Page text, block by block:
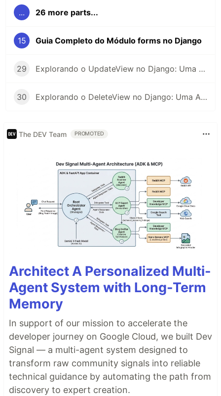
... 26 more parts...
15 Guia Completo do Módulo forms no Django
29 Explorando o UpdateView no Django: Uma Abordagem Detalhada para Atualizações
30 Explorando o DeleteView no Django: Uma Análise Detalhada da Exclusão de Registros
The DEV Team PROMOTED
Architect A Personalized Multi-
Agent System with Long-Term
Memory
In support of our mission to accelerate the
developer journey on Google Cloud, we built Dev
Signal — a multi-agent system designed to
transform raw community signals into reliable
technical guidance by automating the path from
discovery to expert creation.